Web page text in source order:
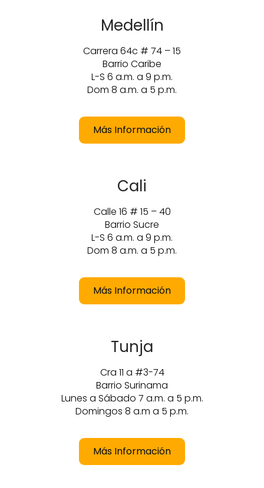
Medellín
Carrera 64c # 74 – 15
Barrio Caribe
L-S 6 a.m. a 9 p.m.
Dom 8 a.m. a 5 p.m.
Más Información
Cali
Calle 16 # 15 – 40
Barrio Sucre
L-S 6 a.m. a 9 p.m.
Dom 8 a.m. a 5 p.m.
Más Información
Tunja
Cra 11 a #3-74
Barrio Surinama
Lunes a Sábado 7 a.m. a 5 p.m.
Domingos 8 a.m a 5 p.m.
Más Información